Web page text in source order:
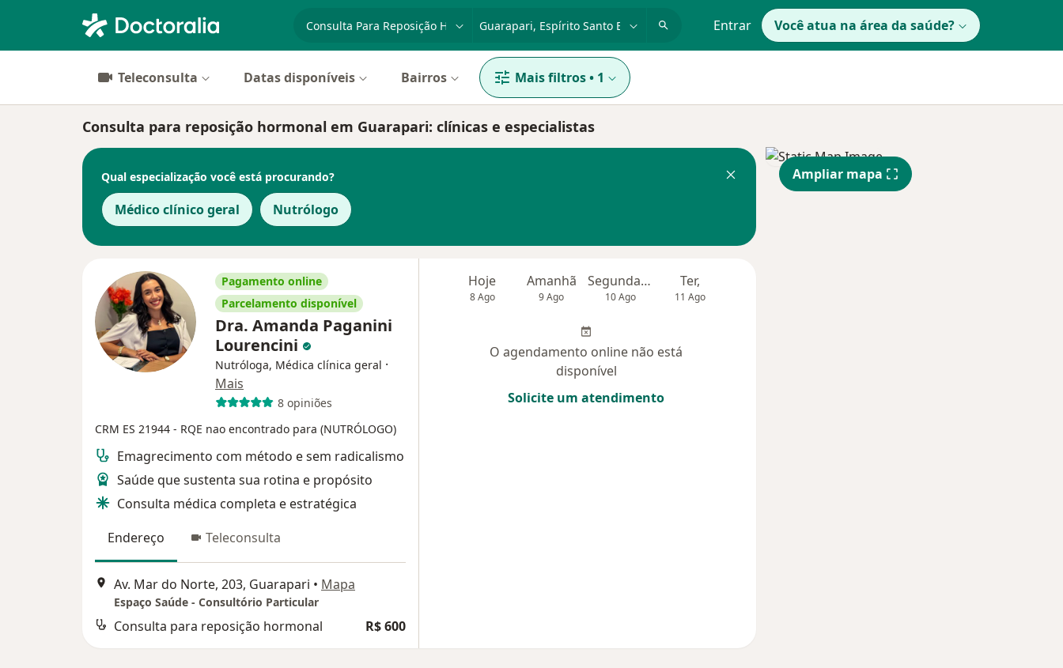
cidade ou região Entrar Você atua na área da saúde?
Teleconsulta Datas disponíveis Bairros Mais filtros• 1
Consulta para reposição hormonal em Guarapari: clínicas e especialistas
Qual especialização você está procurando?
Médico clínico geral Nutrólogo
Pagamento online
Parcelamento disponível
Dra. Amanda Paganini
Lourencini
Nutróloga, Médica clínica geral ·
Mais
8 opiniões
CRM ES 21944 - RQE nao encontrado para (NUTRÓLOGO)
Emagrecimento com método e sem radicalismo
Saúde que sustenta sua rotina e propósito
Consulta médica completa e estratégica
Endereço
Teleconsulta
Av. Mar do Norte, 203, Guarapari • Mapa
Espaço Saúde - Consultório Particular
Consulta para reposição hormonal R$ 600
Hoje
8 Ago
Amanhã
9 Ago
Segunda-feira
10 Ago
Ter,
11 Ago
O agendamento online não está
disponível
Solicite um atendimento
Ampliar mapa